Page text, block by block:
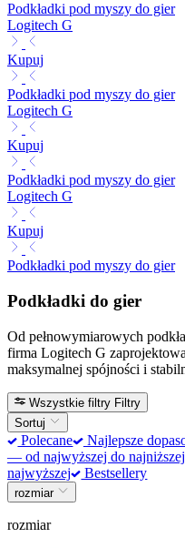
Podkładki pod myszy do gier
Logitech G
Kupuj
Podkładki pod myszy do gier
Logitech G
Kupuj
Podkładki pod myszy do gier
Logitech G
Kupuj
Podkładki pod myszy do gier
Podkładki do gier
Od pełnowymiarowych
firma Logitech G
maksymalnej spójności i
Wszystkie filtry Filtry
Sortuj
Polecane Najlepsze
— od najwyższej do najniższej
najwyższej
Bestsellery
rozmiar
rozmiar